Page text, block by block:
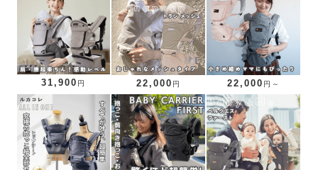
31,900 円 22,000 円 22,000 円～